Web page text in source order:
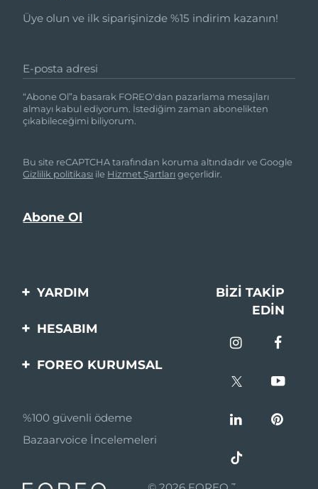
Üye olun ve ilk siparişinizde %15 indirim kazanın!
E-posta adresi
“Abone Ol”a basarak FOREO'dan pazarlama mesajları
almayı kabul ediyorum. İstediğim zaman abonelikten
çıkabileceğimi biliyorum.
Bu site reCAPTCHA tarafından koruma altındadır ve Google
Gizlilik politikası ile Hizmet Şartlarıgeçerlidir.
YARDIM
Bi̇zi̇mle İleti̇şi̇me Geçi̇n
BIZI TAKIP
EDIN
HESABIM
Ürün Kaydı
FOREO KURUMSAL
Ortaklik Programi
Ortaklık haberleri
%100 güvenli ödeme
Bazaarvoice İncelemeleri